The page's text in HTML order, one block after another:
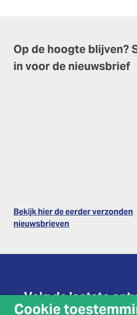
Op de hoogte blijven?
in voor de nieuwsbrief
Bekijk hier de eerder verzonden
nieuwsbrieven
Volg de laatste
Cookie